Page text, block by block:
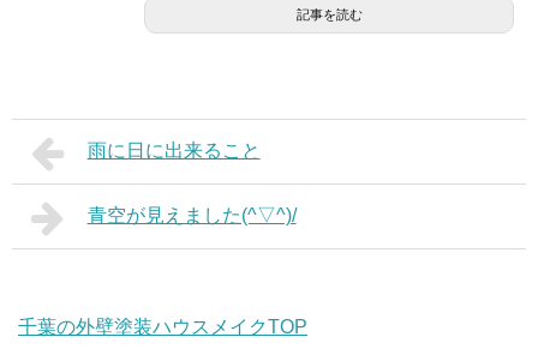
記事を読む
雨に日に出来ること
青空が見えました(^▽^)/
千葉の外壁塗装ハウスメイクTOP